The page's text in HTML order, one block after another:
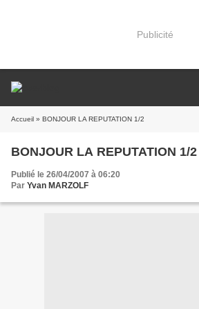
Publicité
Accueil » BONJOUR LA REPUTATION 1/2
BONJOUR LA REPUTATION 1/2
Publié le 26/04/2007 à 06:20
Par Yvan MARZOLF